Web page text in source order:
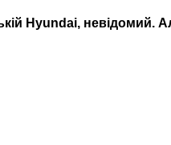
Hyundai, невідомий.